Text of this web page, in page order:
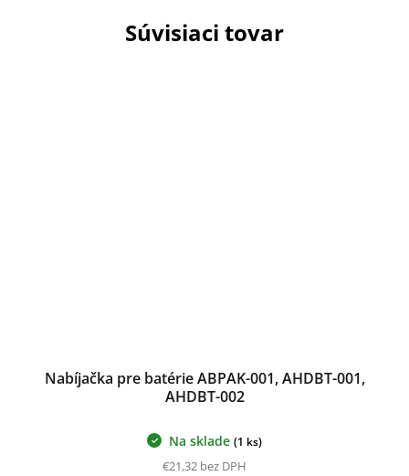
Súvisiaci tovar
Nabíjačka pre batérie ABPAK-001, AHDBT-001,
AHDBT-002
Na sklade (1 ks)
€21,32 bez DPH